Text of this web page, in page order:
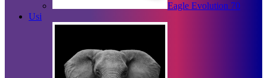
Eagle Evolution 70
Usi